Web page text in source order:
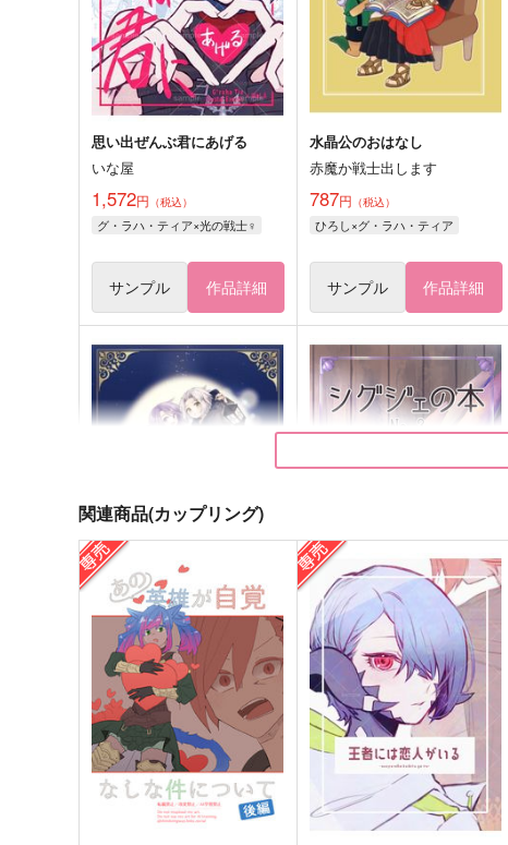
思い出ぜんぶ君にあげる
いな屋
1,572円 （税込）
グ・ラハ・ティア×光の戦士♀
サンプル 作品詳細
水晶公のおはなし
赤魔か戦士出します
787円 （税込）
ひろし×グ・ラハ・ティア
サンプル 作品詳細
sign
HAVi
715円（税込）
ヒュトロダエウス×エメトセルク
サンプル 作品詳細
シグジェの本no.３
俺の胸毛はkira2prizm
880円 （税込）
ヴィエラ×ヴィエラ
サンプル 作品詳細
関連商品(カップリング)